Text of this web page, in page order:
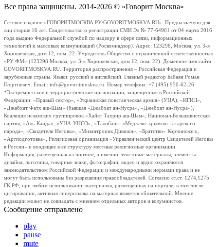
Все права защищены. 2014-2026 © «Говорит Москва»
Сетевое издание «ГОВОРИТМОСКВА.РУ/GOVORITMOSKVA.RU». Предназначено для
лиц старше 16 лет. Свидетельство о регистрации СМИ Эл № 77-64961 от 04 марта 2016
года выдано Федеральной службой по надзору в сфере связи, информационных
технологий и массовых коммуникаций (Роскомнадзор). Адрес: 123298, Москва, ул. 3-я
Хорошевская, дом 12, пом. 22. Учредитель Общество с ограниченной ответственностью
«РУ ФМ» (123298 Москва, ул. 3-я Хорошевская, дом 12, пом. 22). Доменное имя сайта
GOVORITMOSKVA.RU. Территория распространения – Российская Федерация и
зарубежные страны. Языки: русский и английский. Главный редактор Бабаян Роман
Георгиевич. Email: info@govoritmoskva.ru. Номер телефона: +7 (495) 950-62-26
*Экстремистские и террористические организации, запрещенные в Российской
Федерации: «Правый сектор», «Украинская повстанческая армия» (УПА), «ИГИЛ»,
«Джабхат Фатх аш-Шам» (бывшая «Джабхат ан-Нусра», «Джебхат ан-Нусра»),
Коалиция исламских группировок «Хайят Тахрир аш-Шам», Национал-Большевистская
партия, «Аль-Каида», «УНА-УНСО», «Талибан», «Меджлис крымско-татарского
народа», «Свидетели Иеговы», «Мизантропик Дивижн», «Братство» Корчинского,
«Артподготовка», Религиозная организация «Управленческий центр Свидетелей Иеговы
в России» и входящие в ее структуру местные религиозные организации.
Информация, размещенная на портале, а именно: текстовые материалы, элементы
дизайна, логотипы, товарные знаки, фотографии, видео и аудио охраняются
законодательством Российской Федерации и международными нормами права и не
могут быть использованы без разрешения правообладателей. Согласно ст.ст. 1274,1275
ГК РФ, при любом использовании материалов, размещенных на портале, в том числе
цитировании, активная гиперссылка на материал является обязательной. Мнение
редакции может не совпадать с мнением отдельных авторов и колумнистов.
Сообщение отправлено
play
pause
mute